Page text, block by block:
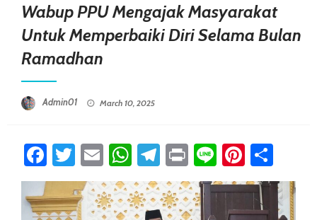
Wabup PPU Mengajak Masyarakat
Untuk Memperbaiki Diri Selama Bulan
Ramadhan
Admin01 March 10, 2025
Facebook
Twitter
EmailWhatsApp
Telegram
PrintLine